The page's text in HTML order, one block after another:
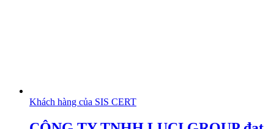
Khách hàng của SIS CERT